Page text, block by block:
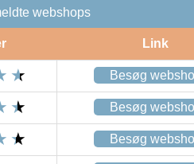
webshops
Link
Besøg
Besøg
Besøg